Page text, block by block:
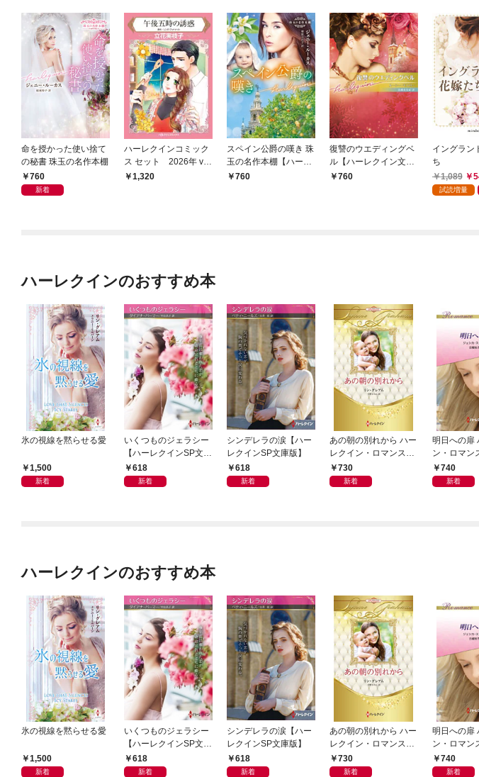
命を授かった使い捨て
の秘書 珠玉の名作本棚
760
新着
ハーレクインコミック
ス セット 2026年 vo
l.854
1,320
スペイン公爵の嘆き 珠
玉の名作本棚【ハーレ
クイン文庫版】
760
復讐のウエディングベ
ル【ハーレクイン文庫
版】760
イングラン
ち
1,089
試読増量
ハーレクインのおすすめ本
氷の視線を黙らせる愛
1,500
新着
いくつものジェラシー
【ハーレクインSP文庫
版】618
新着
シンデレラの涙【ハー
レクインSP文庫版】
618
新着
あの朝の別れから ハー
レクイン・ロマンス・
プレミアム～リン・グ
レアム・ベスト・セレ
730
新着
明日への扉
ン・ロマン
名作選～【
ン・ロマン
740
新着
ハーレクインのおすすめ本
氷の視線を黙らせる愛
1,500
新着
いくつものジェラシー
【ハーレクインSP文庫
版】618
新着
シンデレラの涙【ハー
レクインSP文庫版】
618
新着
あの朝の別れから ハー
レクイン・ロマンス・
プレミアム～リン・グ
レアム・ベスト・セレ
730
新着
明日への扉
ン・ロマン
名作選～【
ン・ロマン
740
新着